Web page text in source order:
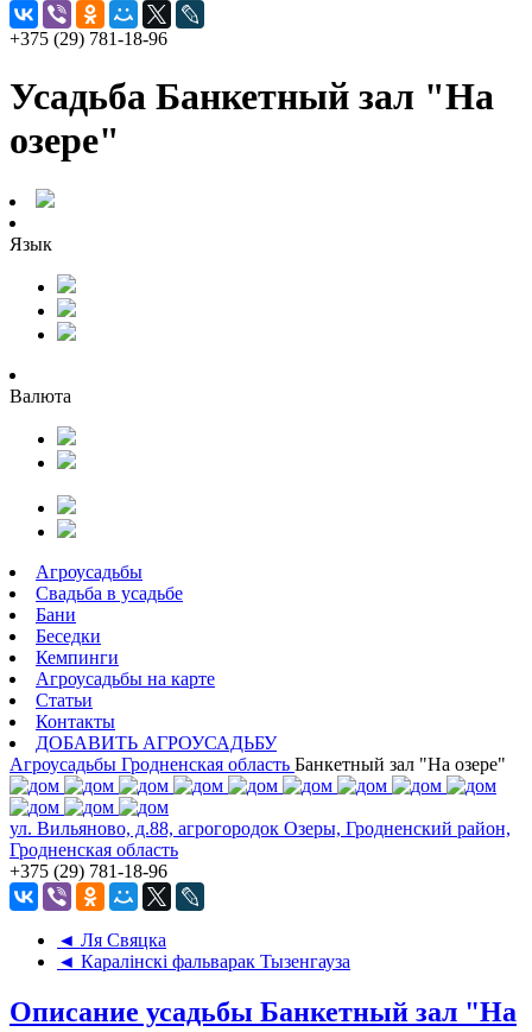
+375 (29) 781-18-96
Усадьба Банкетный зал "На
озере"
Язык
Валюта
Агроусадьбы
Свадьба в усадьбе
Бани
Беседки
Кемпинги
Агроусадьбы на карте
Статьи
Контакты
ДОБАВИТЬ АГРОУСАДЬБУ
Агроусадьбы Гродненская область Банкетный зал "На озере"
ул. Вильяново, д.88, агрогородок Озеры, Гродненский район,
Гродненская область
+375 (29) 781-18-96
◄ Ля Свяцка
◄ Каралiнскi фальварак Тызенгауза
Описание усадьбы Банкетный зал "На